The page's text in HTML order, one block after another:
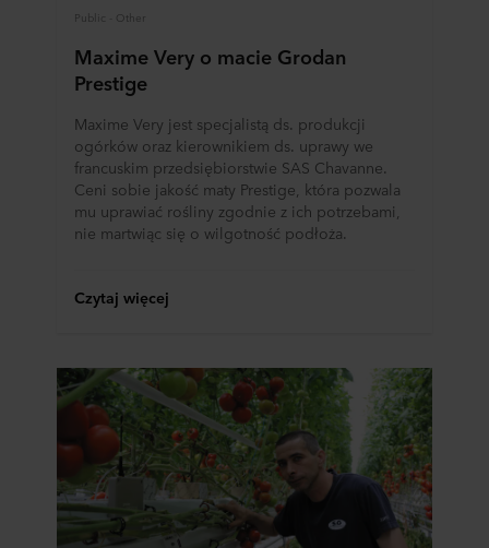
Tobie za pośrednictwem plików cookie.
W dowolnej chwili możesz wycofać swoją zgodę w
deklaracji dotyczącej plików cookie w naszej witrynie.
Więcej informacji na temat korzystania przez nas z
plików cookie można znaleźć w rozdziale „Informacje”,
zaś na temat przetwarzania przez nas danych
osobowych wPolityce prywatności , gdzie określono
między innymi, która konkretnie spółka ROCKWOOL jest
administratorem Twoim danych osobowych.
Public - Other
Maxime Very o macie Grodan
Prestige
Maxime Very jest specjalistą ds. produkcji
ogórków oraz kierownikiem ds. uprawy we
francuskim przedsiębiorstwie SAS Chavanne.
Ceni sobie jakość maty Prestige, która pozwala
mu uprawiać rośliny zgodnie z ich potrzebami,
nie martwiąc się o wilgotność podłoża.
Czytaj więcej